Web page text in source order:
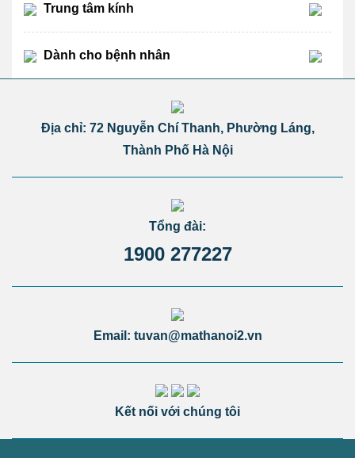
Trung tâm kính
Dành cho bệnh nhân
Địa chỉ: 72 Nguyễn Chí Thanh, Phường Láng,
Thành Phố Hà Nội
Tổng đài:
1900 277227
Email: tuvan@mathanoi2.vn
Kết nối với chúng tôi